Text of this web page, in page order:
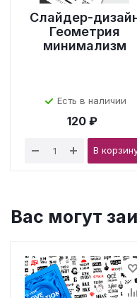
Слайдер-
Геометрия
минимализм
Есть в наличии
120 ₽
В
Вас могут